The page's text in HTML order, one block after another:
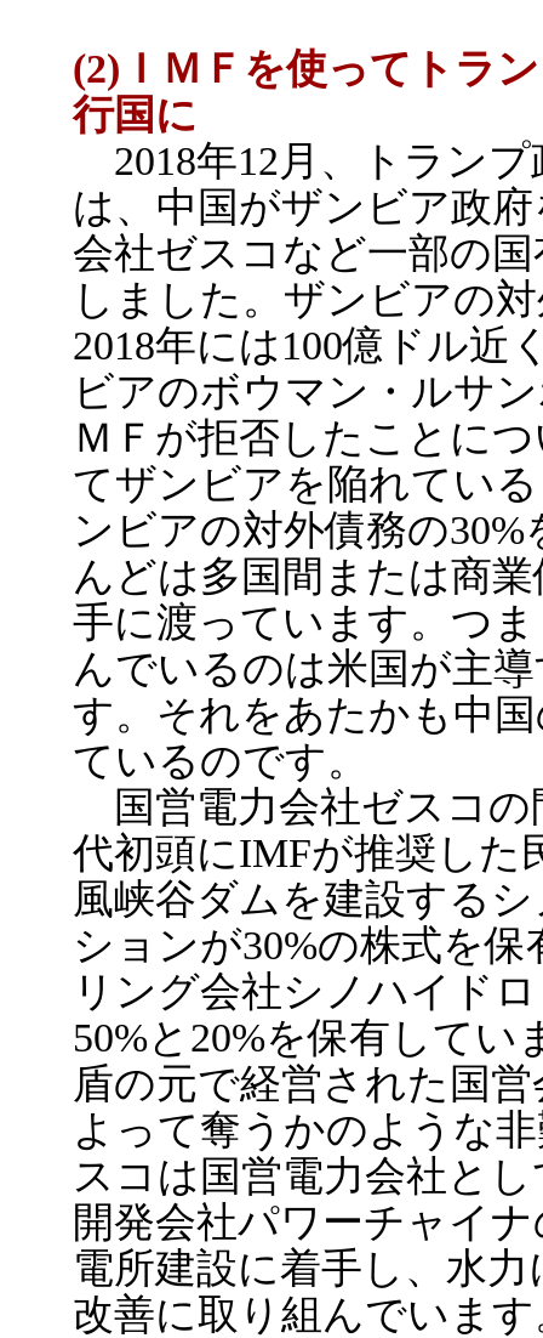
(2)ＩＭＦを使ってトラ
行国に
2018年12月、トラン
は、中国がザンビア政
会社ゼスコなど一部の
しました。ザンビアの
2018年には100億ドル近
ビアのボウマン・ルサ
ＭＦが拒否したことに
てザンビアを陥れてい
ンビアの対外債務の
んどは多国間または商
手に渡っています。つ
んでいるのは米国が主
す。それをあたかも中
ているのです。
国営電力会社ゼスコの
代初頭にIMFが推奨した
風峡谷ダムを建設する
ションが30%の株式を
リング会社シノハイド
50%と20%を保有して
盾の元で経営された国
よって奪うかのような
スコは国営電力会社と
開発会社パワーチャイ
電所建設に着手し、水
改善に取り組んでいます